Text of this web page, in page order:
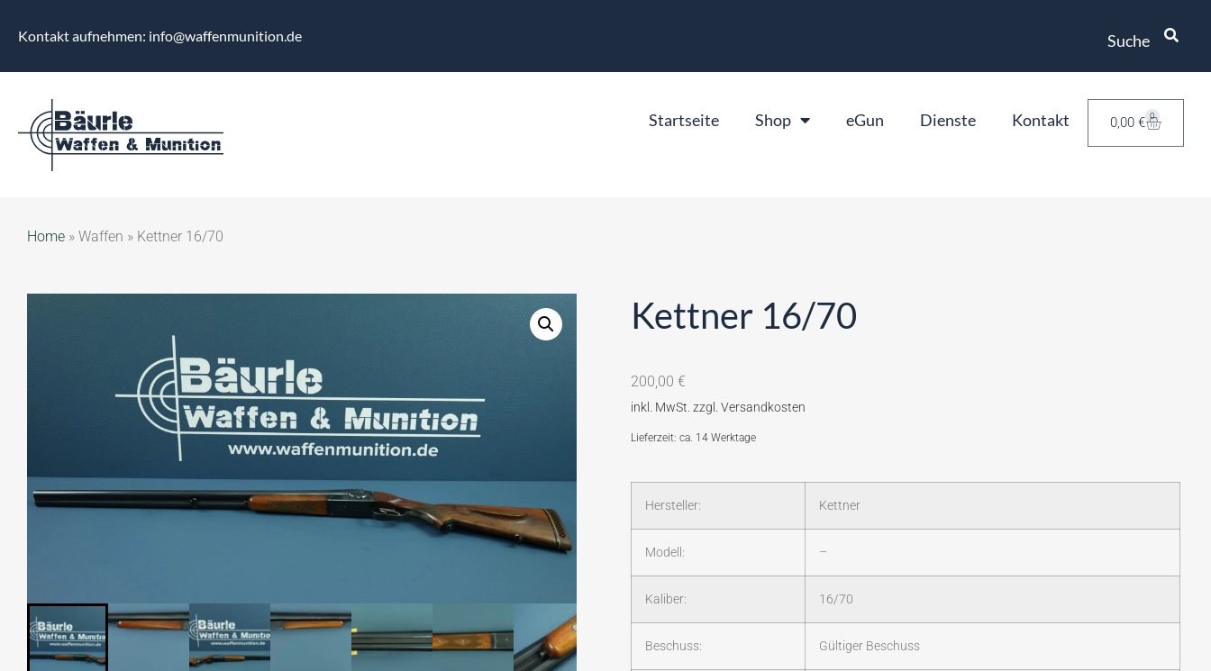
Kontakt aufnehmen: info@waffenmunition.de Suche
Startseite Shop eGun Dienste Kontakt 0,00 € 0
Home » Waffen » Kettner 16/70
Kettner 16/70
200,00 €
Lieferzeit: ca. 14 Werktage
Hersteller: Kettner
Modell: –
Kaliber: 16/70
Beschuss: Gültiger Beschuss